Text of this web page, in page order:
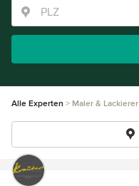
Alle Experten Maler & Lackierer